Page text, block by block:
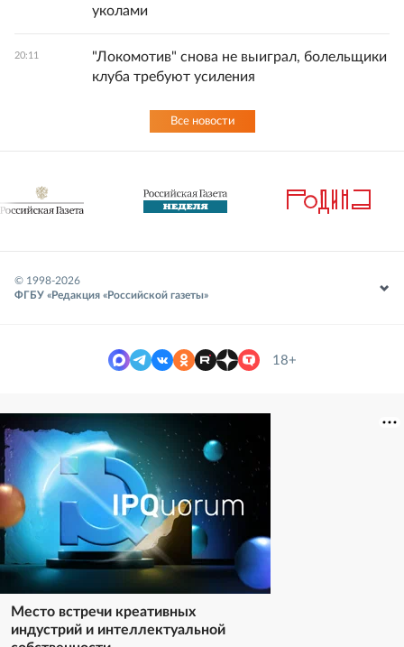
уколами
20:11
"Локомотив" снова не выиграл, болельщики
клуба требуют усиления
Все новости
© 1998-2026
ФГБУ «Редакция «Российской газеты»
18+
Место встречи креативных
индустрий и интеллектуальной